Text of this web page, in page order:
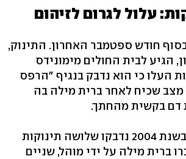
עלול לגרום לזיהום
חודש ספטמבר האחרון. התינוק,
הגיע לבית החולים מימונידס
העלו כי הוא נדבק בנגיף "הרפס
סוג 1", מצב שכיח לאחר ברית מילה בה
דם בקשית מהחתך.
העיתון מציין כי בשנת 2004 נדבקו שלושה תינוקות
ברית מילה על ידי מוהל, שניים